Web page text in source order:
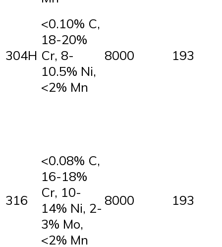
304H
<0.10% C,
18-20%
Cr, 8-
10.5% Ni,
<2% Mn
8000 193
316
<0.08% C,
16-18%
Cr, 10-
14% Ni, 2-
3% Mo,
<2% Mn
8000 193